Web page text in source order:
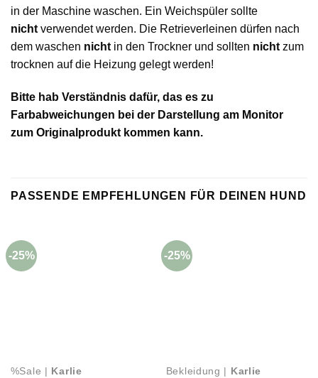
in der Maschine waschen. Ein Weichspüler sollte
nicht verwendet werden. Die Retrieverleinen dürfen nach
dem waschen nicht in den Trockner und sollten nicht zum
trocknen auf die Heizung gelegt werden!
Bitte hab Verständnis dafür, das es zu
Farbabweichungen bei der Darstellung am Monitor
zum Originalprodukt kommen kann.
PASSENDE EMPFEHLUNGEN FÜR DEINEN HUND
-25%
%Sale | Karlie
-25%
Bekleidung | Karlie